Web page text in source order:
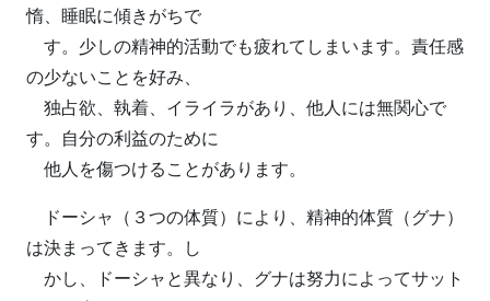
惰、睡眠に傾きがちで
す。少しの精神的活動でも疲れてしまいます。責任感
の少ないことを好み、
独占欲、執着、イライラがあり、他人には無関心で
す。自分の利益のために
他人を傷つけることがあります。
ドーシャ（３つの体質）により、精神的体質（グナ）
は決まってきます。し
かし、ドーシャと異なり、グナは努力によってサット